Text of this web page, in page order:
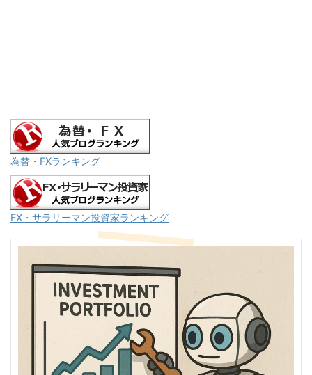
為替・FXランキング
FX・サラリーマン投資家ランキング